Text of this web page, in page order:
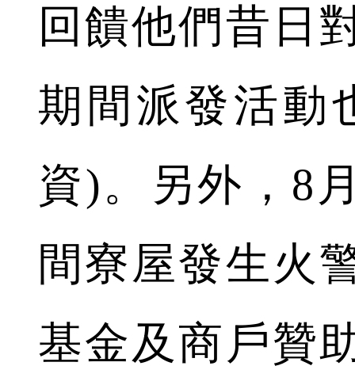
回饋他們昔日
期間派發活動
資)。另外，8
間寮屋發生火
基金及商戶贊